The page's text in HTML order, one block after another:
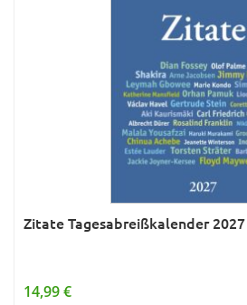
Zitate Tagesabreißkalender 2027
14,99 €